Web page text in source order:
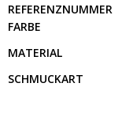
REFERENZNUMMER
FARBE
MATERIAL
SCHMUCKART